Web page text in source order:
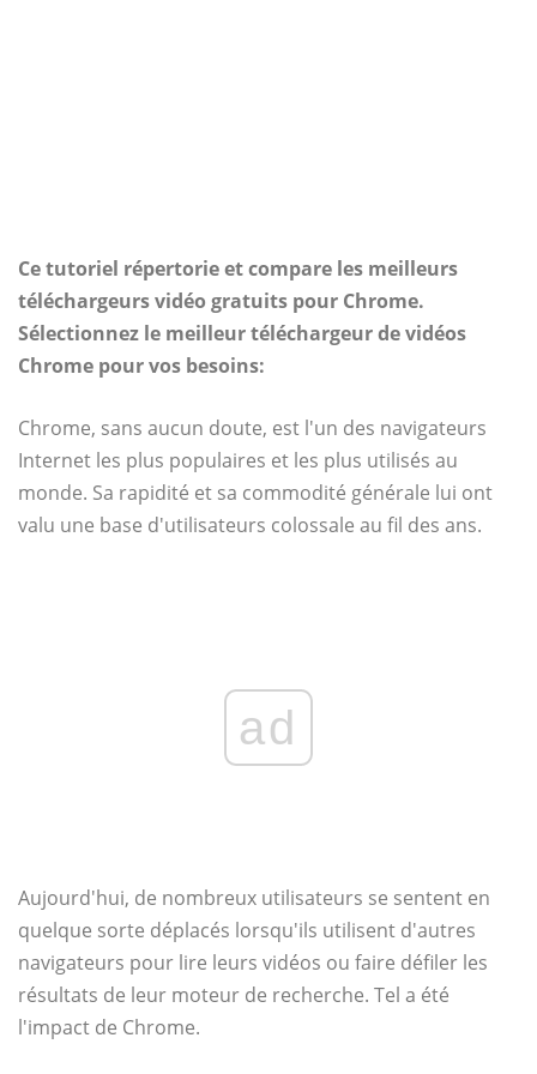
Ce tutoriel répertorie et compare les meilleurs
téléchargeurs vidéo gratuits pour Chrome.
Sélectionnez le meilleur téléchargeur de vidéos
Chrome pour vos besoins:
Chrome, sans aucun doute, est l'un des navigateurs
Internet les plus populaires et les plus utilisés au
monde. Sa rapidité et sa commodité générale lui ont
valu une base d'utilisateurs colossale au fil des ans.
ad
Aujourd'hui, de nombreux utilisateurs se sentent en
quelque sorte déplacés lorsqu'ils utilisent d'autres
navigateurs pour lire leurs vidéos ou faire défiler les
résultats de leur moteur de recherche. Tel a été
l'impact de Chrome.